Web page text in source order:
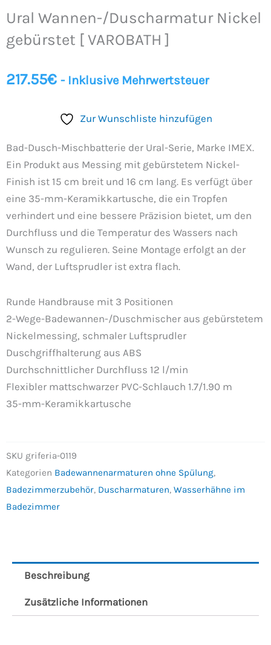
Ural Wannen-/Duscharmatur Nickel
gebürstet [ VAROBATH ]
217.55€ - Inklusive Mehrwertsteuer
Zur Wunschliste hinzufügen
Bad-Dusch-Mischbatterie der Ural-Serie, Marke IMEX.
Ein Produkt aus Messing mit gebürstetem Nickel-
Finish ist 15 cm breit und 16 cm lang. Es verfügt über
eine 35-mm-Keramikkartusche, die ein Tropfen
verhindert und eine bessere Präzision bietet, um den
Durchfluss und die Temperatur des Wassers nach
Wunsch zu regulieren. Seine Montage erfolgt an der
Wand, der Luftsprudler ist extra flach.
Runde Handbrause mit 3 Positionen
2-Wege-Badewannen-/Duschmischer aus gebürstetem
Nickelmessing, schmaler Luftsprudler
Duschgriffhalterung aus ABS
Durchschnittlicher Durchfluss 12 l/min
Flexibler mattschwarzer PVC-Schlauch 1.7/1.90 m
35-mm-Keramikkartusche
SKU griferia-0119
Kategorien Badewannenarmaturen ohne Spülung,
Badezimmerzubehör, Duscharmaturen, Wasserhähne im
Badezimmer
gebürstet
[
VAROBATH
Menge
Beschreibung
Zusätzliche Informationen